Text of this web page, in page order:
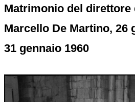
Matrimonio del direttore
Marcello De Martino, 26
31 gennaio 1960